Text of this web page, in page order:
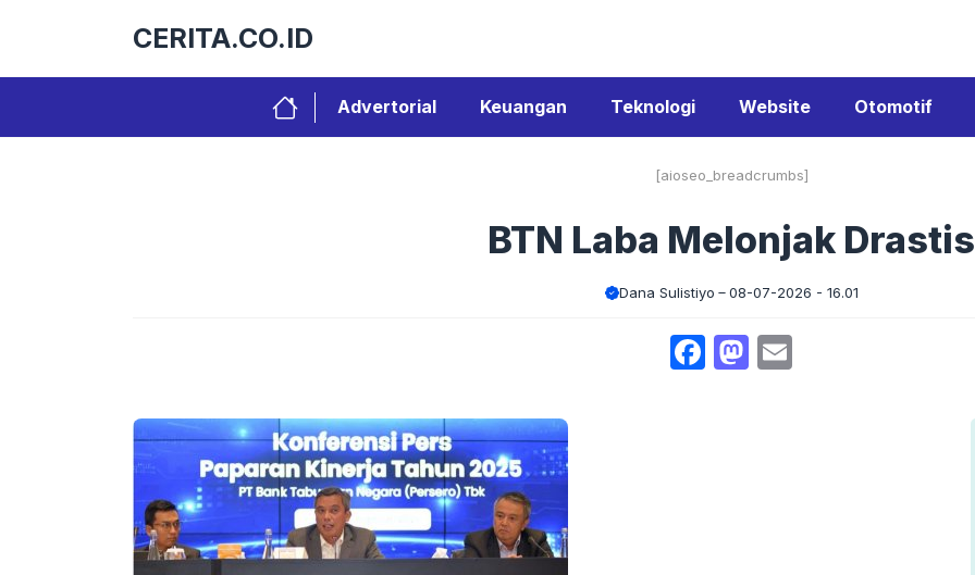
CERITA.CO.ID
Advertorial Keuangan Teknologi Website Otomotif
[aioseo_breadcrumbs]
BTN Laba Melonjak Drastis
Dana Sulistiyo 08-07-2026 - 16.01
Facebook
Mastodon